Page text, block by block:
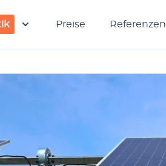
Preise Referenzen